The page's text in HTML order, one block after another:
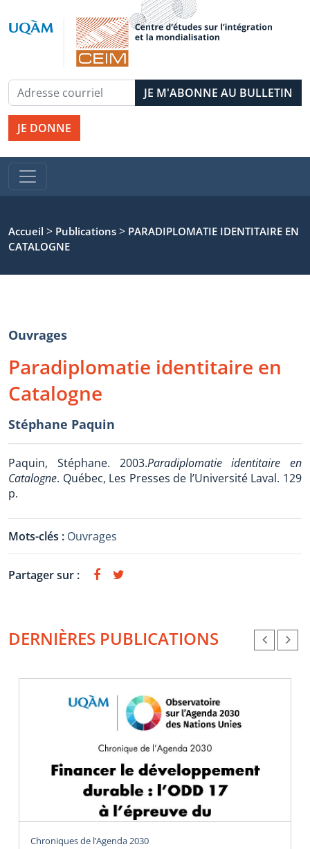
JE DONNE
Accueil > Publications > PARADIPLOMATIE IDENTITAIRE EN
CATALOGNE
Ouvrages
Paradiplomatie identitaire en
Catalogne
Stéphane Paquin
Paquin, Stéphane. 2003.Paradiplomatie identitaire en
Catalogne. Québec, Les Presses de l’Université Laval. 129
p.
Mots-clés : Ouvrages
Partager sur :
DERNIÈRES PUBLICATIONS
Chroniques de l’Agenda 2030